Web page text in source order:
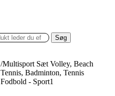
Søg
/Multisport Sæt Volley, Beach
Tennis, Badminton, Tennis
Fodbold - Sport1